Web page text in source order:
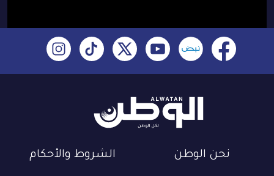
نحن الوطن الشروط والأحكام